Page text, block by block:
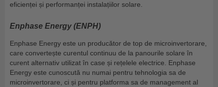
eficienței și performanței instalațiilor solare.
Enphase Energy (ENPH)
Enphase Energy este un producător de top de microinvertorare,
care convertește curentul continuu de la panourile solare în
curent alternativ utilizat în case și rețelele electrice. Enphase
Energy este cunoscută nu numai pentru tehnologia sa de
microinvertorare, ci și pentru platforma sa de management al